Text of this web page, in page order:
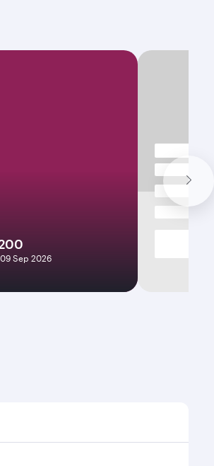
Sep 2026
et la fréquence des vols.